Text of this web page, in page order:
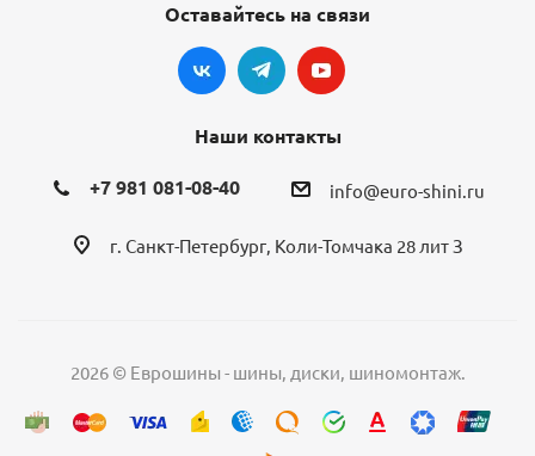
Оставайтесь на связи
Наши контакты
+7 981 081-08-40 info@euro-shini.ru
г. Санкт-Петербург, Коли-Томчака 28 лит З
2026 © Еврошины - шины, диски, шиномонтаж.